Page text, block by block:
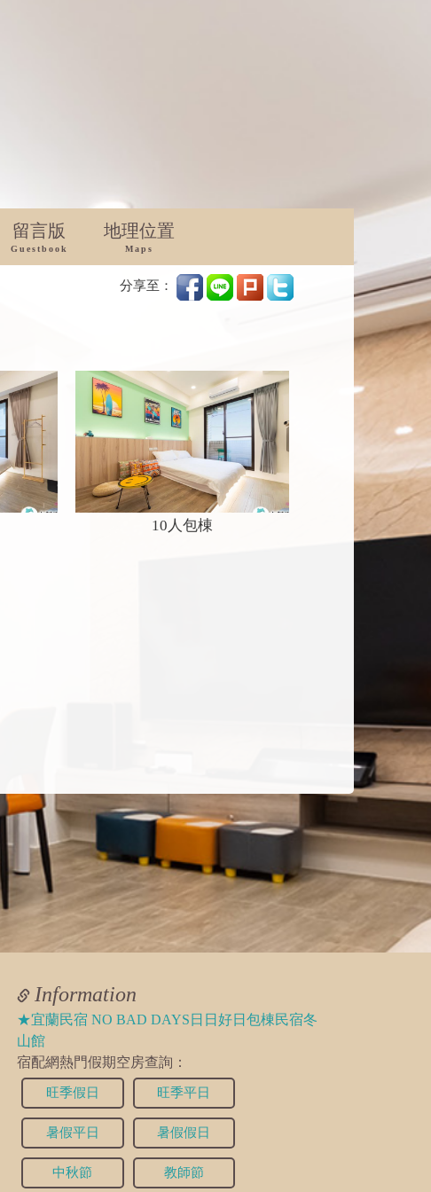
留言版
Guestbook
地理位置
Maps
分享至：
10人包棟
Information
★宜蘭民宿 NO BAD DAYS日日好日包棟民宿冬
山館
宿配網熱門假期空房查詢：
旺季假日 旺季平日
暑假平日 暑假假日
中秋節 教師節